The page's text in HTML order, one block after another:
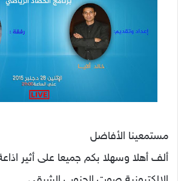
مستمعينا الأفاضل
ألف أهلا وسهلا بكم جميعا على أثير